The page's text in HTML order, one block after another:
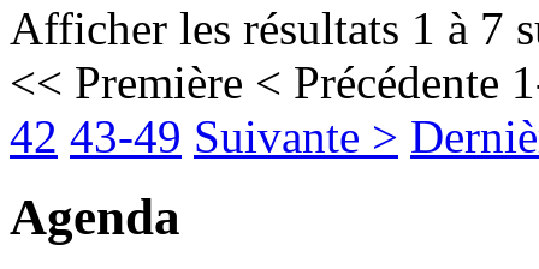
Afficher les résultats 1 à 7
<< Première < Précédente
42 43-49 Suivante >
Agenda